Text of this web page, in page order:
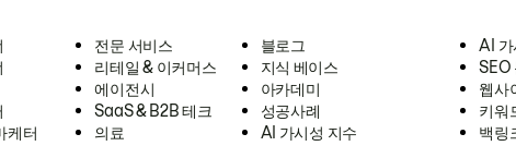
케터
전문 서비스
리테일 & 이커머스
에이전시
SaaS & B2B 테크
의료
블로그
지식 베이스
아카데미
성공사례
AI 가시성 지수
AI 가
SEO
웹사
키워
백링